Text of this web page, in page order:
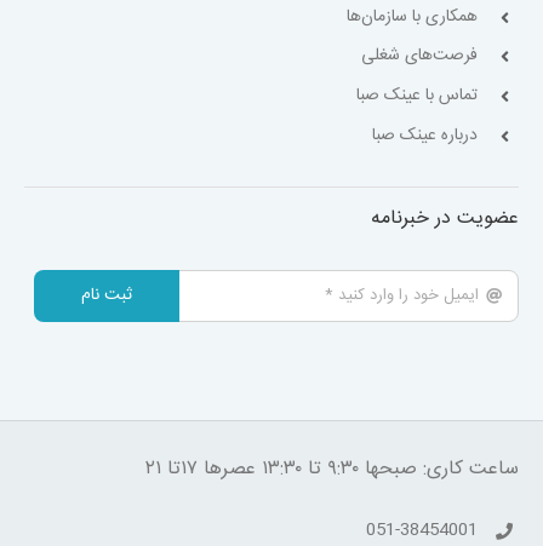
همکاری با سازمان‌ها
فرصت‌های شغلی
تماس با عینک صبا
درباره عینک صبا
عضویت در خبرنامه
ثبت نام
ساعت کاری: صبحها ۹:۳۰ تا ۱۳:۳۰ عصرها ۱۷تا ۲۱
051-38454001